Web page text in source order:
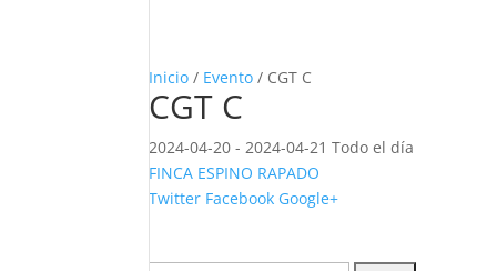
Inicio / Evento / CGT C
CGT C
2024-04-20 - 2024-04-21 Todo el día
FINCA ESPINO RAPADO
Twitter Facebook Google+